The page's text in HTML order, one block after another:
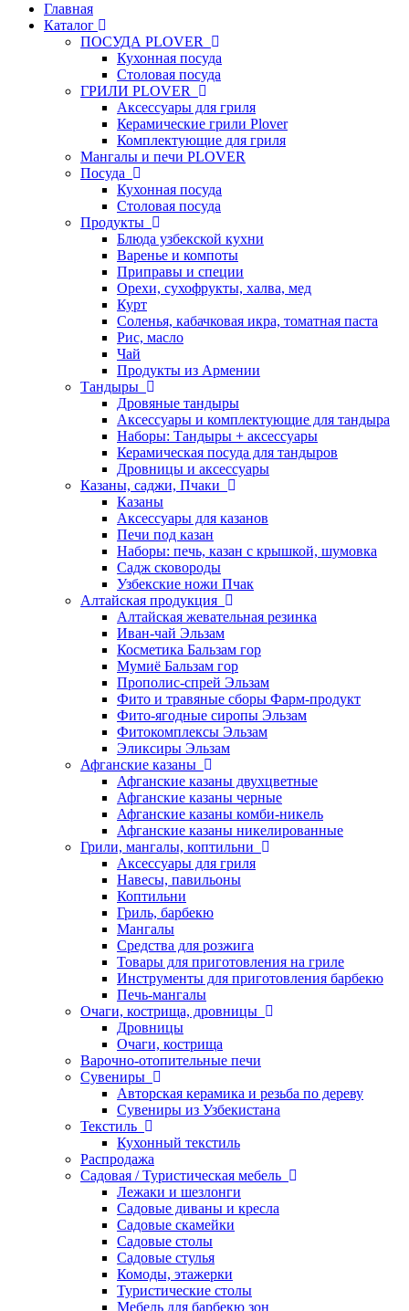
Главная
Каталог
ПОСУДА PLOVER
Кухонная посуда
Столовая посуда
ГРИЛИ PLOVER
Аксессуары для гриля
Керамические грили Plover
Комплектующие для гриля
Мангалы и печи PLOVER
Посуда
Кухонная посуда
Столовая посуда
Продукты
Блюда узбекской кухни
Варенье и компоты
Приправы и специи
Орехи, сухофрукты, халва, мед
Курт
Соленья, кабачковая икра, томатная паста
Рис, масло
Чай
Продукты из Армении
Тандыры
Дровяные тандыры
Аксессуары и комплектующие для тандыра
Наборы: Тандыры + аксессуары
Керамическая посуда для тандыров
Дровницы и аксессуары
Казаны, саджи, Пчаки
Казаны
Аксессуары для казанов
Печи под казан
Наборы: печь, казан с крышкой, шумовка
Садж сковороды
Узбекские ножи Пчак
Алтайская продукция
Алтайская жевательная резинка
Иван-чай Эльзам
Косметика Бальзам гор
Мумиё Бальзам гор
Прополис-спрей Эльзам
Фито и травяные сборы Фарм-продукт
Фито-ягодные сиропы Эльзам
Фитокомплексы Эльзам
Эликсиры Эльзам
Афганские казаны
Афганские казаны двухцветные
Афганские казаны черные
Афганские казаны комби-никель
Афганские казаны никелированные
Грили, мангалы, коптильни
Аксессуары для гриля
Навесы, павильоны
Коптильни
Гриль, барбекю
Мангалы
Средства для розжига
Товары для приготовления на гриле
Инструменты для приготовления барбекю
Печь-мангалы
Очаги, кострища, дровницы
Дровницы
Очаги, кострища
Варочно-отопительные печи
Сувениры
Авторская керамика и резьба по дереву
Сувениры из Узбекистана
Текстиль
Кухонный текстиль
Распродажа
Садовая / Туристическая мебель
Лежаки и шезлонги
Садовые диваны и кресла
Садовые скамейки
Садовые столы
Садовые стулья
Комоды, этажерки
Туристические столы
Мебель для барбекю зон